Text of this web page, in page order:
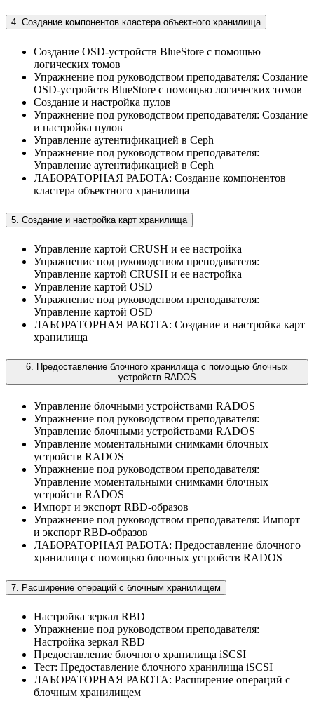
4. Создание компонентов кластера объектного хранилища
Создание OSD-устройств BlueStore с помощью
логических томов
Упражнение под руководством преподавателя: Создание
OSD-устройств BlueStore с помощью логических томов
Создание и настройка пулов
Упражнение под руководством преподавателя: Создание
и настройка пулов
Управление аутентификацией в Ceph
Упражнение под руководством преподавателя:
Управление аутентификацией в Ceph
ЛАБОРАТОРНАЯ РАБОТА: Создание компонентов
кластера объектного хранилища
5. Создание и настройка карт хранилища
Управление картой CRUSH и ее настройка
Упражнение под руководством преподавателя:
Управление картой CRUSH и ее настройка
Управление картой OSD
Упражнение под руководством преподавателя:
Управление картой OSD
ЛАБОРАТОРНАЯ РАБОТА: Создание и настройка карт
хранилища
6. Предоставление блочного хранилища с помощью блочных
устройств RADOS
Управление блочными устройствами RADOS
Упражнение под руководством преподавателя:
Управление блочными устройствами RADOS
Управление моментальными снимками блочных
устройств RADOS
Упражнение под руководством преподавателя:
Управление моментальными снимками блочных
устройств RADOS
Импорт и экспорт RBD-образов
Упражнение под руководством преподавателя: Импорт
и экспорт RBD-образов
ЛАБОРАТОРНАЯ РАБОТА: Предоставление блочного
хранилища с помощью блочных устройств RADOS
7. Расширение операций с блочным хранилищем
Настройка зеркал RBD
Упражнение под руководством преподавателя:
Настройка зеркал RBD
Предоставление блочного хранилища iSCSI
Тест: Предоставление блочного хранилища iSCSI
ЛАБОРАТОРНАЯ РАБОТА: Расширение операций с
блочным хранилищем